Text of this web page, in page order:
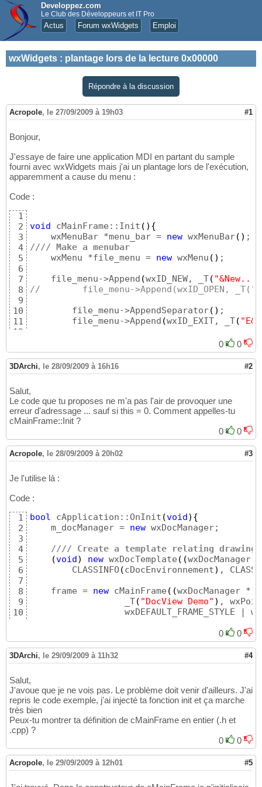
Developpez.com
Le Club des Développeurs et IT Pro
Actus Forum wxWidgets Emploi
wxWidgets : plantage lors de la lecture 0x00000
Répondre à la discussion
Acropole, le 27/09/2009 à 19h03 #1
Bonjour,
J'essaye de faire une application MDI en partant du sample
fourni avec wxWidgets mais j'ai un plantage lors de l'exécution,
apparemment a cause du menu :
Code :
1
2
3
4
5
6
7
8
9
10
11
12
14
15
16
18
19
20
21
22
23
24
26
28
29
30
31
32
33
void cMainFrame::Init ( ) {
    wxMenuBar *menu_bar =
new wxMenuBar( )
//// Make a menubar
    wxMenu *file_menu =
new wxMenu ( ) ;
    file_menu->Append
(wxID_NEW, _T( "&New...
//        file_menu->Append(wxID_OPEN,
        file_menu->AppendSeparator
( ) ;
        file_menu->Append
(wxID_EXIT, _T(
file_menu, _T(
// A nice touch: a history of files
//        m_docManager-
/*
wxMenu *edit_menu = (wxMenu *) NULL;
if (edit_menu)
menu_bar->Append(edit_menu,
wxMenu *help_menu = new wxMenu();
help_menu->Append(wxID_ABOUT,
wxMenuBar::MacSetCommonMenuBar(menu_bar);
//// Associate the menu bar with the frame
0 0
3DArchi, le 28/09/2009 à 16h16 #2
Salut,
Le code que tu proposes ne m'a pas l'air de provoquer une
erreur d'adressage ... sauf si this = 0. Comment appelles-tu
cMainFrame::Init ?
0
0
Acropole, le 28/09/2009 à 20h02 #3
Je l'utilise là :
Code :
1
2
3
4
5
6
7
8
9
10
bool cApplication::OnInit (void ) {
    m_docManager =
new wxDocManager;
//// Create a template relating drawing
(void ) new wxDocTemplate ( (wxDocManager *
        CLASSINFO
(cDocEnvironnement) ,
    frame =
new cMainFrame ( (wxDocManager *)
                  _T
( "DocView Demo" ) ,
wxDEFAULT_FRAME_STYLE |
0 0
3DArchi, le 29/09/2009 à 11h32 #4
Salut,
J'avoue que je ne vois pas. Le problème doit venir d'ailleurs. J'ai
repris le code exemple, j'ai injecté ta fonction init et ça marche
très bien
Peux-tu montrer ta définition de cMainFrame en entier (.h et
.cpp) ?
0
0
Acropole, le 29/09/2009 à 12h01 #5